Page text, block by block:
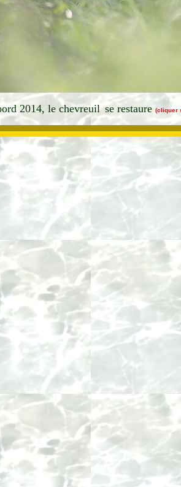
2014, le chevreuilse restaure (cliquer